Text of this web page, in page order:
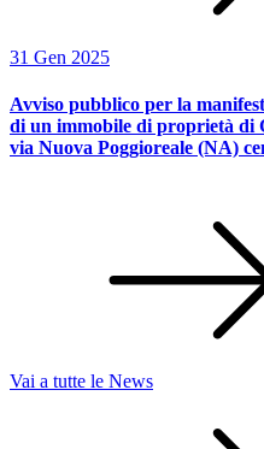
31 Gen 2025
Avviso pubblico per la
di un immobile di proprietà di
via Nuova Poggioreale (NA)
Vai a tutte le News